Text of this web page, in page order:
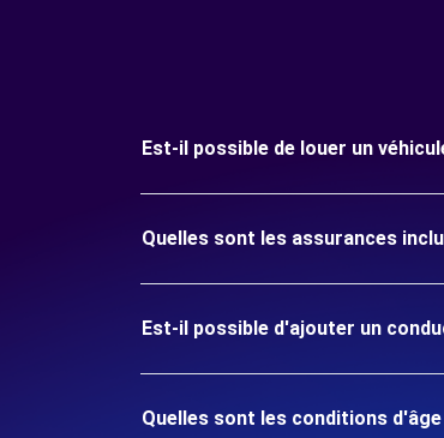
Est-il possible de louer un
Quelles sont les assurances
Est-il possible d'ajouter un
Quelles sont les conditions